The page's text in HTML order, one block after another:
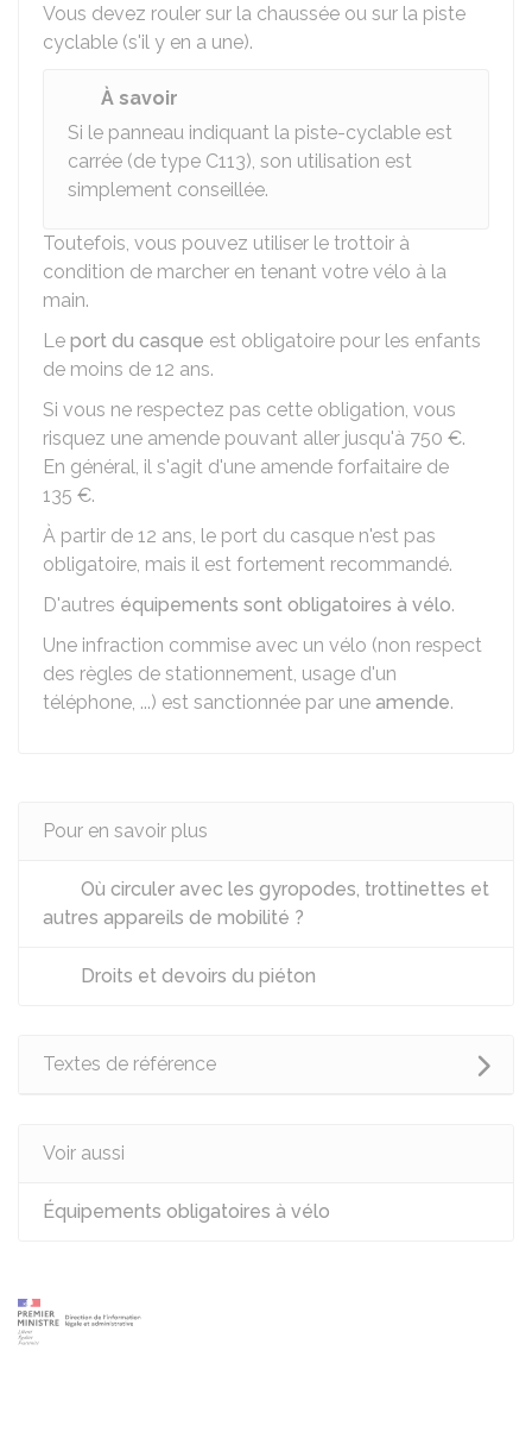
Vous devez rouler sur la chaussée ou sur la piste
cyclable (s'il y en a une).
À savoir
Si le panneau indiquant la piste-cyclable est
carrée (de type C113), son utilisation est
simplement conseillée.
Toutefois, vous pouvez utiliser le trottoir à
condition de marcher en tenant votre vélo à la
main.
Le port du casque est obligatoire pour les enfants
de moins de 12 ans.
Si vous ne respectez pas cette obligation, vous
risquez une amende pouvant aller jusqu'à 750 €.
En général, il s'agit d'une amende forfaitaire de
135 €.
À partir de 12 ans, le port du casque n'est pas
obligatoire, mais il est fortement recommandé.
D'autres équipements sont obligatoires à vélo.
Une infraction commise avec un vélo (non respect
des règles de stationnement, usage d'un
téléphone, ...) est sanctionnée par une amende.
Pour en savoir plus
Où circuler avec les gyropodes, trottinettes et
autres appareils de mobilité ?
Droits et devoirs du piéton
Textes de référence
Voir aussi
Équipements obligatoires à vélo